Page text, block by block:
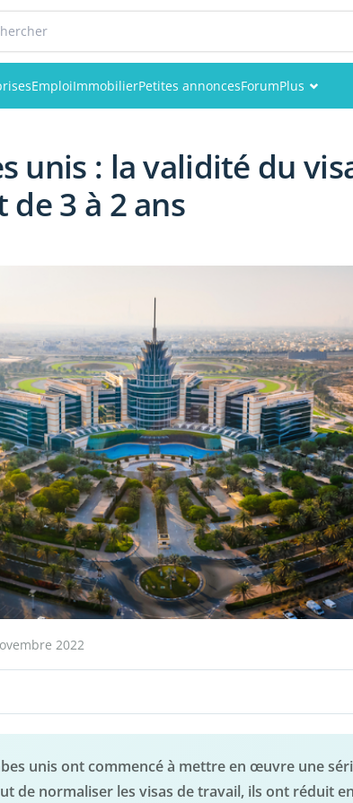
EmploiImmobilierPetites annoncesForumPlus
Membres
unis : la validité du
3 à 2 ans
2022
unis ont commencé à mettre en œuvre une
de normaliser les visas de travail, ils ont réduit